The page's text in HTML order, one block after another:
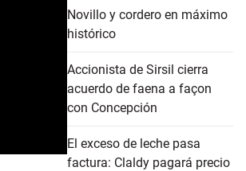
Novillo y cordero en máximo
histórico
Accionista de Sirsil cierra
acuerdo de faena a façon
con Concepción
El exceso de leche pasa
factura: Claldy pagará precio